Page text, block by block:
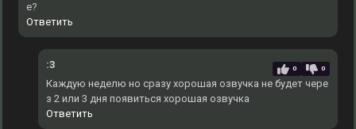
е?
Ответить
:3 0 0
Каждую неделю но сразу хорошая озвучка не будет чере
з 2 или 3 дня появиться хорошая озвучка
Ответить